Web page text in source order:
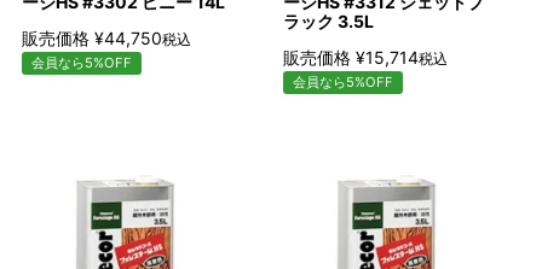
販売価格 ¥44,750税込
会員なら5%OFF
ラック 3.5L
販売価格 ¥15,714税込
会員なら5%OFF